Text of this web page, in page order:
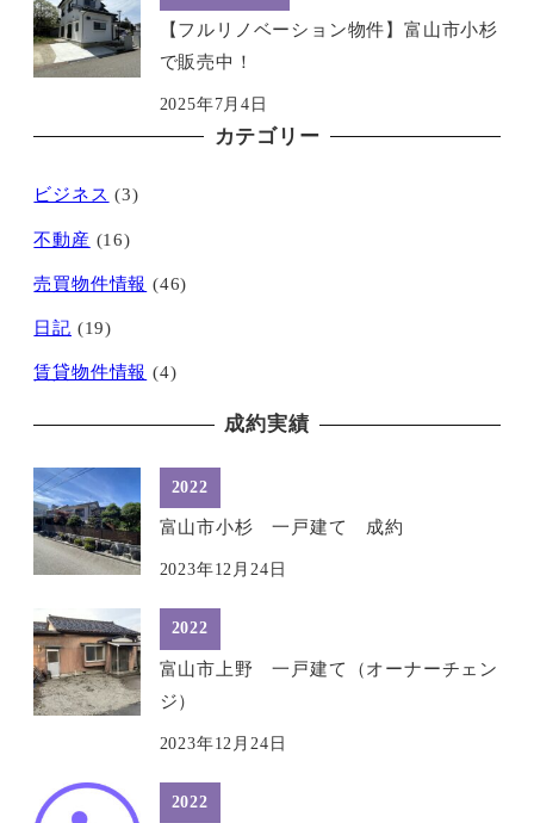
【フルリノベーション物件】富山市小杉
で販売中！
2025年7月4日
カテゴリー
ビジネス (3)
不動産 (16)
売買物件情報 (46)
日記 (19)
賃貸物件情報 (4)
成約実績
2022
富山市小杉 一戸建て 成約
2023年12月24日
2022
富山市上野 一戸建て（オーナーチェン
ジ）
2023年12月24日
2022